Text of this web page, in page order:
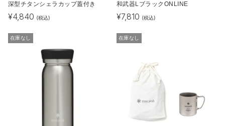
深型チタンシェラカップ蓋付き
¥4,840 (税込)
和武器LブラックONLINE
¥7,810 (税込)
在庫なし 在庫なし